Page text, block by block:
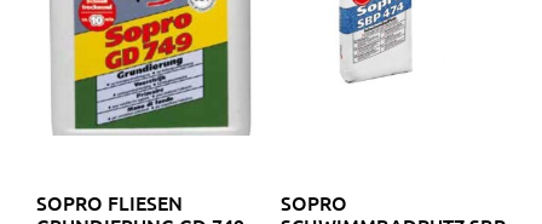
SOPRO FLIESEN
SOPRO